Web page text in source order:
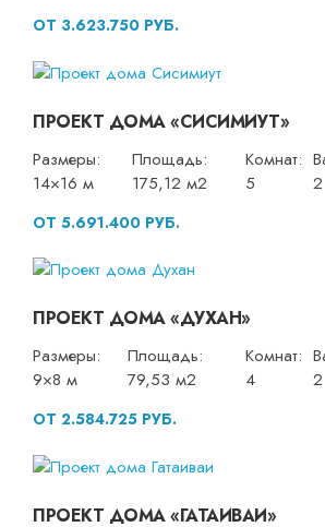
ОТ 3.623.750 РУБ.
ПРОЕКТ ДОМА «СИСИМИУТ»
Размеры:
14×16 м
Площадь:
175,12 м2
Комнат:
5
2
ОТ 5.691.400 РУБ.
ПРОЕКТ ДОМА «ДУХАН»
Размеры:
9×8 м
Площадь:
79,53 м2
Комнат:
4
2
ОТ 2.584.725 РУБ.
ПРОЕКТ ДОМА «ГАТАИВАИ»